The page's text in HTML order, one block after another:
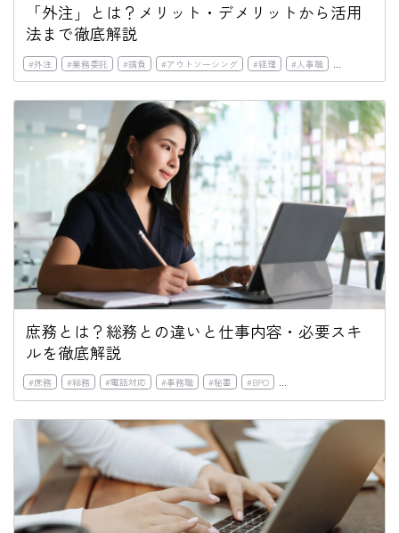
「外注」とは？メリット・デメリットから活用
法まで徹底解説
#外注 #業務委託 #請負 #アウトソーシング #経理 #人事職
庶務とは？総務との違いと仕事内容・必要スキ
ルを徹底解説
#庶務 #総務 #電話対応 #事務職 #秘書 #BPO #